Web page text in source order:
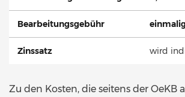
Bearbeitungsgebühr einmalig
Zinssatz wird
Zu den Kosten, die seitens der OeKB